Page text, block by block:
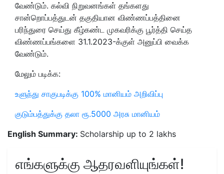
வேண்டும். கல்வி நிறுவனங்கள் தங்களது
சான்றொப்பத்துடன் தகுதியான விண்ணப்பத்தினை
பரிந்துரை செய்து கீழ்கண்ட முகவரிக்கு பூர்த்தி செய்த
விண்ணப்பங்களை 31.1.2023-க்குள் அனுப்பி வைக்க
வேண்டும்.
மேலும் படிக்க:
உளுந்து சாகுபடிக்கு 100% மானியம் அறிவிப்பு
குடும்பத்துக்கு தலா ரூ.5000 அரசு மானியம்
English Summary: Scholarship up to 2 lakhs
எங்களுக்கு ஆதரவளியுங்கள்!